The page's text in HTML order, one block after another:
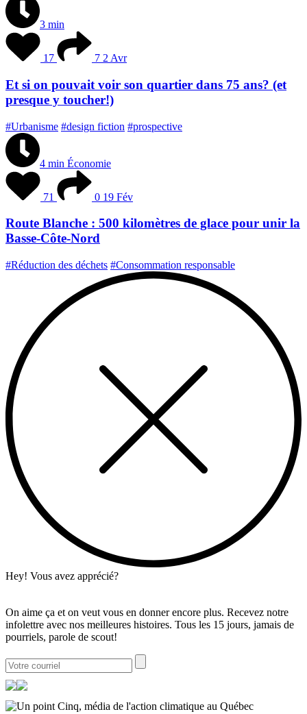
3 min
17 7 2 Avr
Et si on pouvait voir son quartier dans 75 ans? (et
presque y toucher!)
#Urbanisme #design fiction #prospective
4 min Économie
71 0 19 Fév
Route Blanche : 500 kilomètres de glace pour unir la
Basse-Côte-Nord
#Réduction des déchets #Consommation responsable
Hey! Vous avez apprécié?
On aime ça et on veut vous en donner encore plus. Recevez notre
infolettre avec nos meilleures histoires. Tous les 15 jours, jamais de
pourriels, parole de scout!